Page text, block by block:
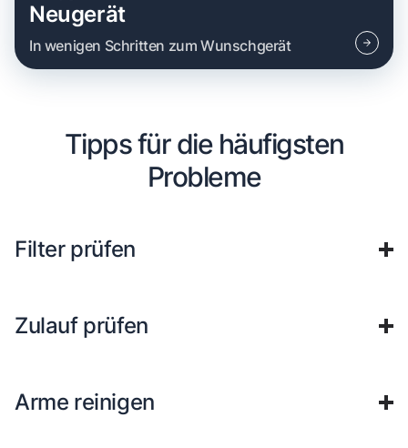
Neugerät
In wenigen Schritten zum Wunschgerät
Tipps für die häufigsten
Probleme
Filter prüfen
Zulauf prüfen
Arme reinigen